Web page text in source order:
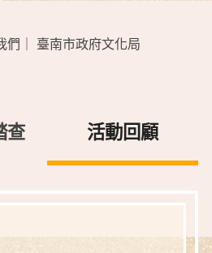
們 臺南市政府文化局
查 活動回顧